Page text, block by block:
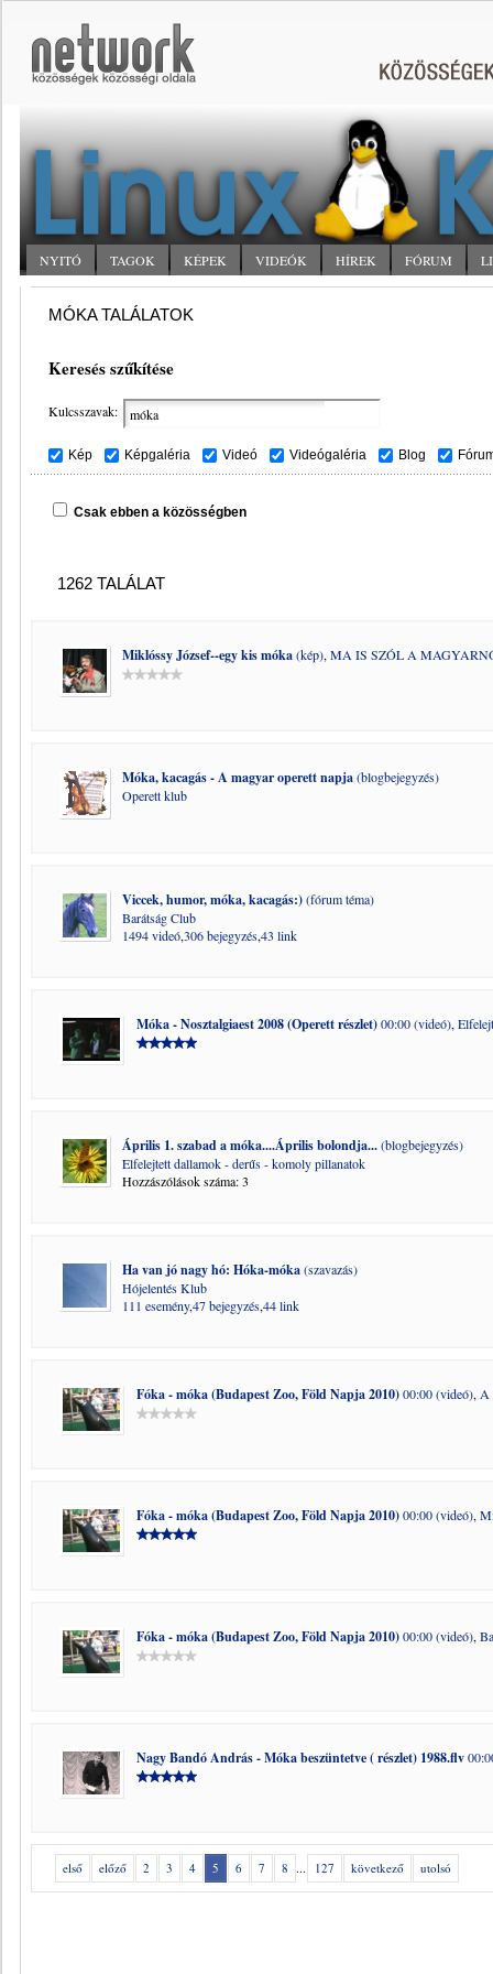
NYITÓ TAGOK KÉPEK VIDEÓK HÍREK FÓRUM
MÓKA TALÁLATOK
Keresés szűkítése
Kulcsszavak:
Kép Képgaléria Videó Videógaléria Blog
Csak ebben a közösségben
1262 TALÁLAT
Miklóssy József--egy kis móka(kép), MA IS SZÓL A
Móka, kacagás - A magyar operett napja(blogbejegyzés)
Operett klub
Viccek, humor, móka, kacagás:)(fórum téma)
Barátság Club
1494 videó,306 bejegyzés,43 link
Móka - Nosztalgiaest 2008 (Operett részlet)00:00 (videó),
Április 1. szabad a móka....Április bolondja...(blogbejegyzés)
Elfelejtett dallamok - derűs - komoly pillanatok
Hozzászólások száma: 3
Ha van jó nagy hó: Hóka-móka(szavazás)
Hójelentés Klub
111 esemény,47 bejegyzés,44 link
Fóka - móka (Budapest Zoo, Föld Napja 2010)00:00 (videó), A
Fóka - móka (Budapest Zoo, Föld Napja 2010)00:00 (videó),
Fóka - móka (Budapest Zoo, Föld Napja 2010)00:00 (videó),
Nagy Bandó András - Móka beszüntetve ( részlet) 1988.flv
első előző 2 3 4 5 6 7 8 ... 127 következő utolsó